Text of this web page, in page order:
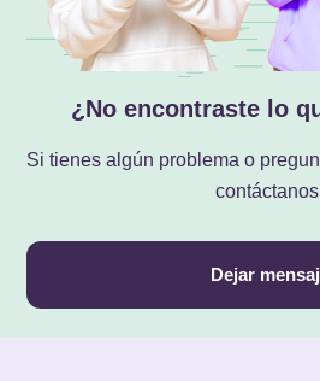
¿No encontraste lo
Si tienes algún problema o
Dejar